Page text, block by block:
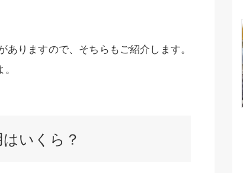
りますので、そちらもご紹介します。
いくら？